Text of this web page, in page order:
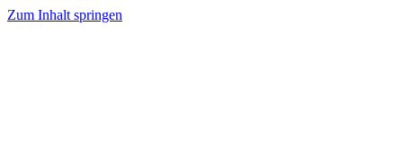
Zum Inhalt springen